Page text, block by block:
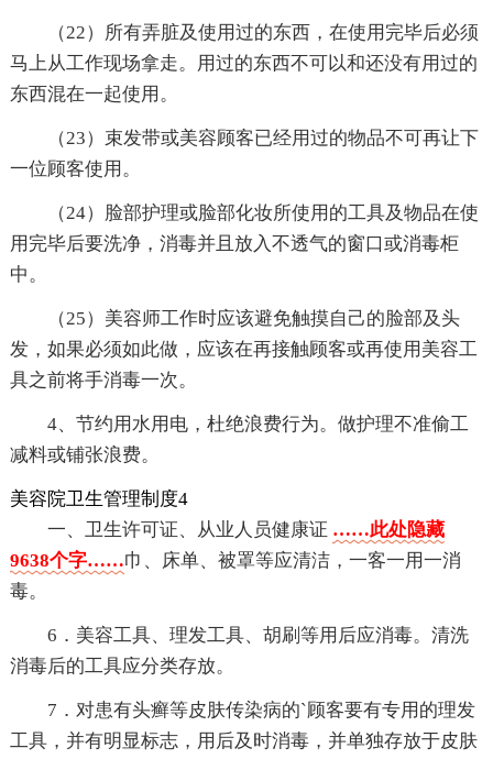
（22）所有弄脏及使用过的东西，在使用完毕后必须
马上从工作现场拿走。用过的东西不可以和还没有用过的
东西混在一起使用。
（23）束发带或美容顾客已经用过的物品不可再让下
一位顾客使用。
（24）脸部护理或脸部化妆所使用的工具及物品在使
用完毕后要洗净，消毒并且放入不透气的窗口或消毒柜
中。
（25）美容师工作时应该避免触摸自己的脸部及头
发，如果必须如此做，应该在再接触顾客或再使用美容工
具之前将手消毒一次。
4、节约用水用电，杜绝浪费行为。做护理不准偷工
减料或铺张浪费。
美容院卫生管理制度4
一、卫生许可证、从业人员健康证 ……此处隐藏
9638个字……巾、床单、被罩等应清洁，一客一用一消
毒。
6．美容工具、理发工具、胡刷等用后应消毒。清洗
消毒后的工具应分类存放。
7．对患有头癣等皮肤传染病的`顾客要有专用的理发
工具，并有明显标志，用后及时消毒，并单独存放于皮肤